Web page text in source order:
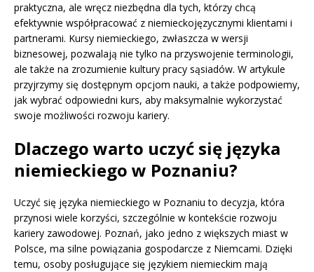
praktyczna, ale wręcz niezbędna dla tych, którzy chcą
efektywnie współpracować z niemieckojęzycznymi klientami i
partnerami. Kursy niemieckiego, zwłaszcza w wersji
biznesowej, pozwalają nie tylko na przyswojenie terminologii,
ale także na zrozumienie kultury pracy sąsiadów. W artykule
przyjrzymy się dostępnym opcjom nauki, a także podpowiemy,
jak wybrać odpowiedni kurs, aby maksymalnie wykorzystać
swoje możliwości rozwoju kariery.
Dlaczego warto uczyć się języka
niemieckiego w Poznaniu?
Uczyć się języka niemieckiego w Poznaniu to decyzja, która
przynosi wiele korzyści, szczególnie w kontekście rozwoju
kariery zawodowej. Poznań, jako jedno z większych miast w
Polsce, ma silne powiązania gospodarcze z Niemcami. Dzięki
temu, osoby posługujące się językiem niemieckim mają